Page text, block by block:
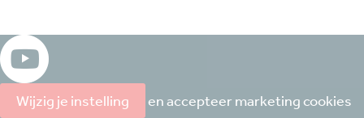
Wijzig je instelling
en accepteer marketing cookies